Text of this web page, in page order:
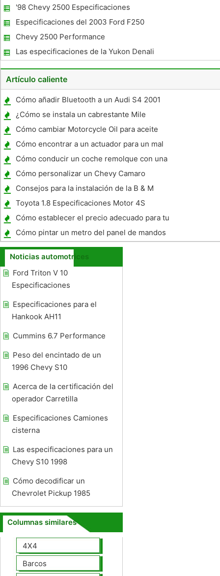
Remolque Sway?
'98 Chevy 2500 Especificaciones
Especificaciones del 2003 Ford F250
Chevy 2500 Performance
Las especificaciones de la Yukon Denali
1998
Artículo caliente
Cómo añadir Bluetooth a un Audi S4 2001
¿Cómo se instala un cabrestante Mile
Marker?
Cómo cambiar Motorcycle Oil para aceite
sintético
Cómo encontrar a un actuador para un mal
bloqueo de la puerta en un Honda Odyssey
Cómo conducir un coche remolque con una
autocaravana
Cómo personalizar un Chevy Camaro
Consejos para la instalación de la B & M
70273
Toyota 1.8 Especificaciones Motor 4S
Cómo establecer el precio adecuado para tu
coche usado
Cómo pintar un metro del panel de mandos
de una Honda Goldwing
Noticias automotrices
Ford Triton V 10
Especificaciones
Especificaciones para el
Hankook AH11
Cummins 6.7 Performance
Peso del encintado de un
1996 Chevy S10
Acerca de la certificación del
operador Carretilla
Especificaciones Camiones
cisterna
Las especificaciones para un
Chevy S10 1998
Cómo decodificar un
Chevrolet Pickup 1985
Columnas similares
4X4
Barcos